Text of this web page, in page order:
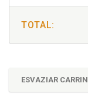
TOTAL:
ESVAZIAR